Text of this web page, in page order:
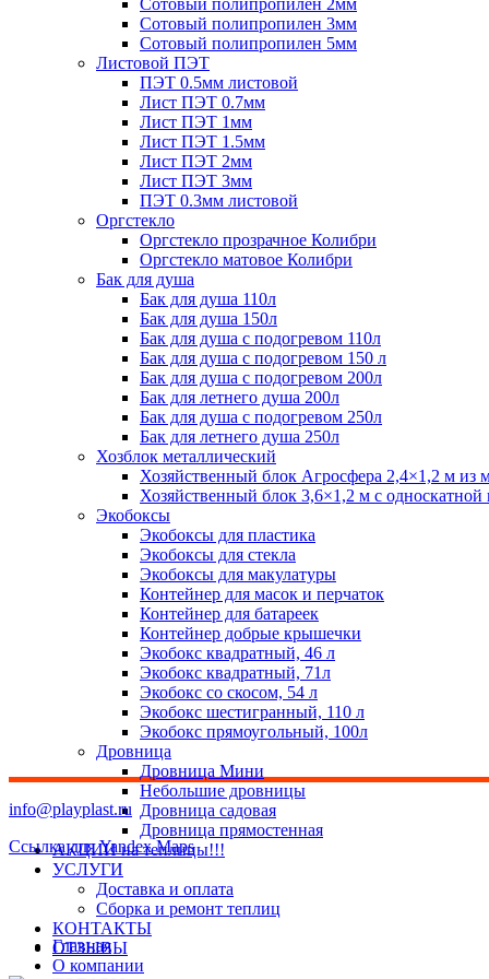
Сотовый полипропилен 2мм
Сотовый полипропилен 3мм
Сотовый полипропилен 5мм
Листовой ПЭТ
ПЭТ 0.5мм листовой
Лист ПЭТ 0.7мм
Лист ПЭТ 1мм
Лист ПЭТ 1.5мм
Лист ПЭТ 2мм
Лист ПЭТ 3мм
ПЭТ 0.3мм листовой
Оргстекло
Оргстекло прозрачное Колибри
Оргстекло матовое Колибри
Бак для душа
Бак для душа 110л
Бак для душа 150л
Бак для душа с подогревом 110л
Бак для душа с подогревом 150 л
Бак для душа с подогревом 200л
Бак для летнего душа 200л
Бак для душа с подогревом 250л
Бак для летнего душа 250л
Хозблок металлический
Хозяйственный блок Агросфера 2,4×1,2 м из
Хозяйственный блок 3,6×1,2 м с
Экобоксы
Экобоксы для пластика
Экобоксы для стекла
Экобоксы для макулатуры
Контейнер для масок и перчаток
Контейнер для батареек
Контейнер добрые крышечки
Экобокс квадратный, 46 л
Экобокс квадратный, 71л
Экобокс со скосом, 54 л
Экобокс шестигранный, 110 л
Экобокс прямоугольный, 100л
Дровница
Дровница Мини
Небольшие дровницы
Дровница садовая
Дровница прямостенная
АКЦИИ на теплицы!!!
УСЛУГИ
Доставка и оплата
Сборка и ремонт теплиц
КОНТАКТЫ
ОТЗЫВЫ
info@playplast.ru
Ссылка для Yandex Maps
Главная
О компании